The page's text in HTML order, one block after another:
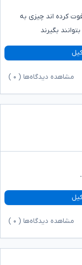
فوت کرده اند چیزی به
بگیرند
مشاهده دیدگاه‌ها ( ۰
مشاهده دیدگاه‌ها ( ۰